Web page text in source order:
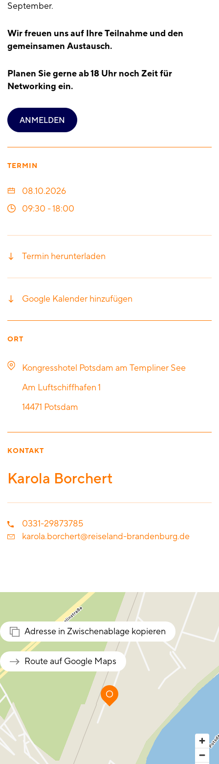
September.
Wir freuen uns auf Ihre Teilnahme und den
gemeinsamen Austausch.
Planen Sie gerne ab 18 Uhr noch Zeit für
Networking ein.
ANMELDEN
TERMIN
08.10.2026
09:30 -18:00
Termin herunterladen
Google Kalender hinzufügen
ORT
Kongresshotel Potsdam am Templiner See
Am Luftschiffhafen 1
14471 Potsdam
KONTAKT
Karola Borchert
0331-29873785
karola.borchert@reiseland-brandenburg.de
Adresse in Zwischenablage kopieren
Route auf Google Maps